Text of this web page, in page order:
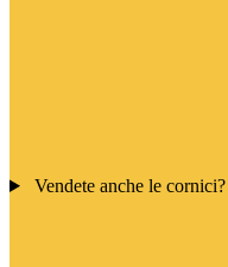
Vendete anche le cornici?